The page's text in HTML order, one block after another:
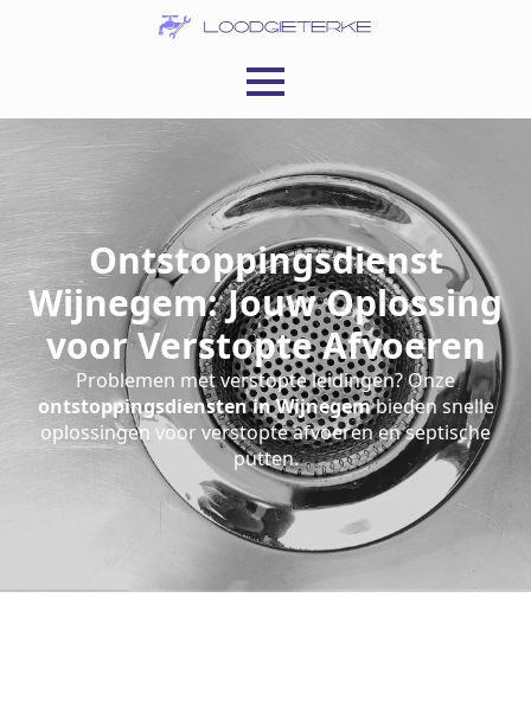
Ontstoppingsdienst
Wijnegem: Jouw Oplossing
voor Verstopte Afvoeren
Problemen met verstopte leidingen? Onze
ontstoppingsdiensten in Wijnegembieden snelle
oplossingen voor verstopte afvoeren en septische
putten.